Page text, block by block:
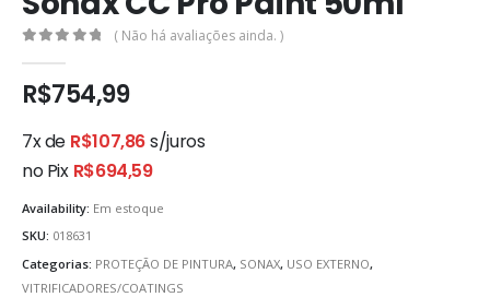
( Não há avaliações ainda. )
R$754,99
7x de R$107,86s/juros
no Pix R$694,59
Availability: Em estoque
SKU: 018631
Categorias: PROTEÇÃO DE PINTURA, SONAX, USO EXTERNO,
VITRIFICADORES/COATINGS